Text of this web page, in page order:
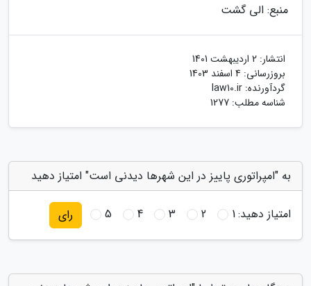
منبع: الی گشت
انتشار: 2 اردیبهشت 1401
بروزرسانی: 4 اسفند 1403
گردآورنده: law10.ir
شناسه مطلب: 1277
به "امپراتوری پاییز در این شهرها دیدنی است" امتیاز دهید
امتیاز دهید:1
2
3
4
5 رای